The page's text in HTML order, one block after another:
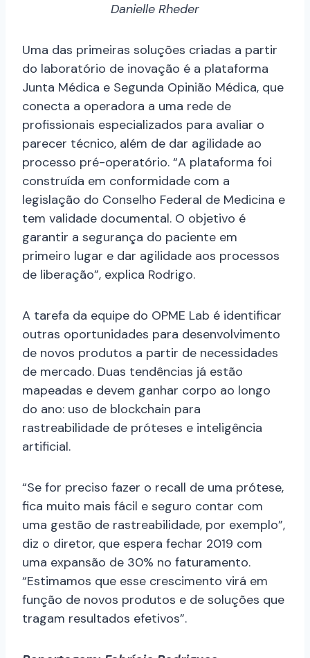
Danielle Rheder
Uma das primeiras soluções criadas a partir
do laboratório de inovação é a plataforma
Junta Médica e Segunda Opinião Médica, que
conecta a operadora a uma rede de
profissionais especializados para avaliar o
parecer técnico, além de dar agilidade ao
processo pré-operatório. “A plataforma foi
construída em conformidade com a
legislação do Conselho Federal de Medicina e
tem validade documental. O objetivo é
garantir a segurança do paciente em
primeiro lugar e dar agilidade aos processos
de liberação”, explica Rodrigo.
A tarefa da equipe do OPME Lab é identificar
outras oportunidades para desenvolvimento
de novos produtos a partir de necessidades
de mercado. Duas tendências já estão
mapeadas e devem ganhar corpo ao longo
do ano: uso de blockchain para
rastreabilidade de próteses e inteligência
artificial.
“Se for preciso fazer o recall de uma prótese,
fica muito mais fácil e seguro contar com
uma gestão de rastreabilidade, por exemplo”,
diz o diretor, que espera fechar 2019 com
uma expansão de 30% no faturamento.
“Estimamos que esse crescimento virá em
função de novos produtos e de soluções que
tragam resultados efetivos”.